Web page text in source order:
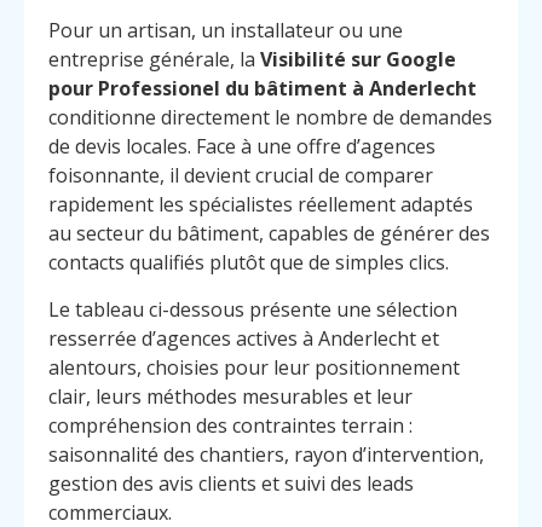
Pour un artisan, un installateur ou une
entreprise générale, la Visibilité sur Google
pour Professionel du bâtiment à Anderlecht
conditionne directement le nombre de demandes
de devis locales. Face à une offre d’agences
foisonnante, il devient crucial de comparer
rapidement les spécialistes réellement adaptés
au secteur du bâtiment, capables de générer des
contacts qualifiés plutôt que de simples clics.
Le tableau ci-dessous présente une sélection
resserrée d’agences actives à Anderlecht et
alentours, choisies pour leur positionnement
clair, leurs méthodes mesurables et leur
compréhension des contraintes terrain :
saisonnalité des chantiers, rayon d’intervention,
gestion des avis clients et suivi des leads
commerciaux.